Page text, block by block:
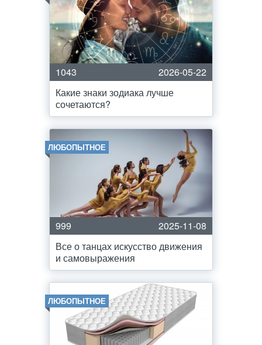
1043
2026-05-22
Какие знаки зодиака лучше
сочетаются?
ЛЮБОПЫТНОЕ
999
2025-11-08
Все о танцах искусство движения
и самовыражения
ЛЮБОПЫТНОЕ